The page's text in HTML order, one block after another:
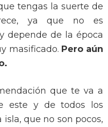
tengas la suerte de
ya que no es
depende de la época
masificado. Pero aún
que te va a
este y de todos los
que no son pocos,